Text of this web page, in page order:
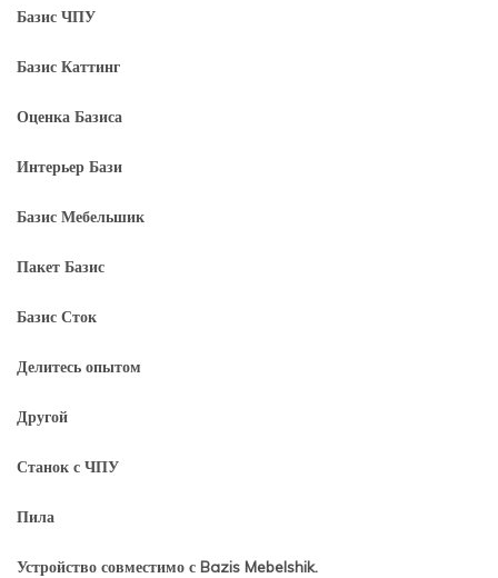
Базис ЧПУ
Базис Каттинг
Оценка Базиса
Интерьер Бази
Базис Мебельшик
Пакет Базис
Базис Сток
Делитесь опытом
Другой
Станок с ЧПУ
Пила
Устройство совместимо с Bazis Mebelshik.